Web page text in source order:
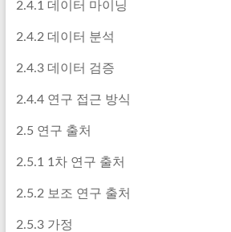
2.4.1 데이터 마이닝
2.4.2 데이터 분석
2.4.3 데이터 검증
2.4.4 연구 접근 방식
2.5 연구 출처
2.5.1 1차 연구 출처
2.5.2 보조 연구 출처
2.5.3 가정